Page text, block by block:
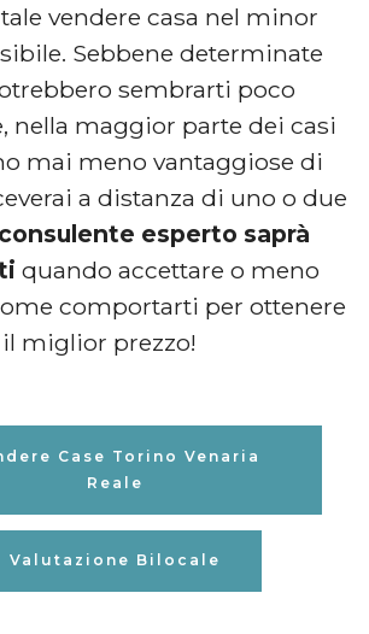
vendere casa nel minor
Sebbene determinate
sembrarti poco
nella maggior parte dei casi
mai meno vantaggiose di
a distanza di uno o due
esperto saprà
quando accettare o meno
comportarti per ottenere
il miglior prezzo!
Case Torino Venaria
Reale
Valutazione Bilocale